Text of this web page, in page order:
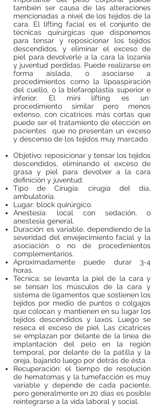
también ser causa de las alteraciones
mencionadas a nivel de los tejidos de la
cara. El lifting facial es el conjunto de
técnicas quirúrgicas que disponemos
para tensar y reposicionar los tejidos
descendidos, y eliminar el exceso de
piel para devolverle a la cara la lozanía
y juventud perdidas. Puede realizarse en
forma aislada, o asociarse a
procedimientos como la lipoaspiración
del cuello, o la blefaroplastia superior e
inferior. El mini lifting es un
procedimiento similar pero menos
extenso, con cicatrices más cortas que
puede ser el tratamiento de elección en
pacientes que no presentan un exceso
y descenso de los tejidos muy marcado.
Objetivo: reposicionar y tensar los tejidos
descendidos, eliminando el exceso de
grasa y piel para devolver a la cara
definición y juventud.
Tipo de Cirugía: cirugía del día,
ambulatoria.
Lugar: block quirúrgico.
Anestesia: local con sedación, o
anestesia general.
Duración: es variable, dependiendo de la
severidad del envejecimiento facial y la
asociación o no de procedimientos
complementarios.
Aproximadamente puede durar 3-4
horas.
Técnica: se levanta la piel de la cara y
se tensan los músculos de la cara y
sistema de ligamentos que sostienen los
tejidos por medio de puntos o colgajos
que colocan y mantienen en su lugar los
tejidos descendidos y laxos. Luego se
reseca el exceso de piel. Las cicatrices
se emplazan por delante de la línea de
implantación del pelo en la región
temporal, por delante de la patilla y la
oreja, bajando luego por detrás de ésta.
Recuperación: el tiempo de resolución
de hematomas y la tumefacción es muy
variable y depende de cada paciente,
pero generalmente en 20 días es posible
reintegrarse a la vida laboral y social.